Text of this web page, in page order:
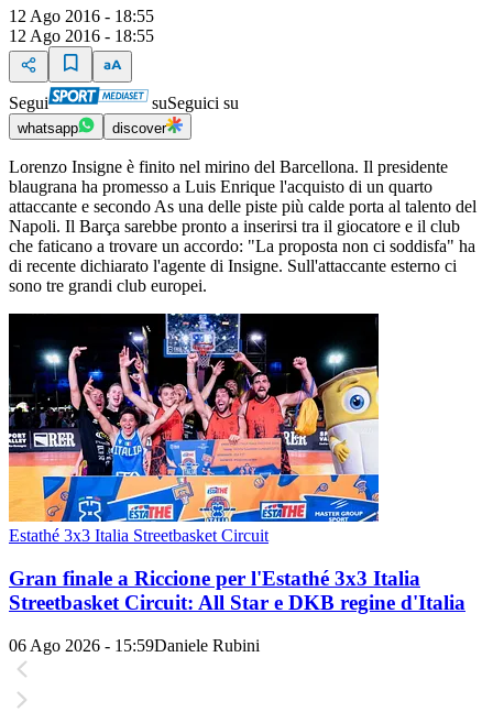
12 Ago 2016 - 18:55
12 Ago 2016 - 18:55
Segui suSeguici su
whatsapp discover
Lorenzo Insigne è finito nel mirino del Barcellona. Il presidente
blaugrana ha promesso a Luis Enrique l'acquisto di un quarto
attaccante e secondo As una delle piste più calde porta al talento del
Napoli. Il Barça sarebbe pronto a inserirsi tra il giocatore e il club
che faticano a trovare un accordo: "La proposta non ci soddisfa" ha
di recente dichiarato l'agente di Insigne. Sull'attaccante esterno ci
sono tre grandi club europei.
Estathé 3x3 Italia Streetbasket Circuit
Gran finale a Riccione per l'Estathé 3x3 Italia
Streetbasket Circuit: All Star e DKB regine d'Italia
06 Ago 2026 - 15:59Daniele Rubini